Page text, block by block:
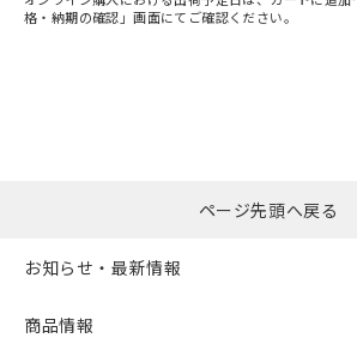
格・納期の確認」画面にてご確認ください。
ページ先頭へ戻る
お知らせ・最新情報
商品情報